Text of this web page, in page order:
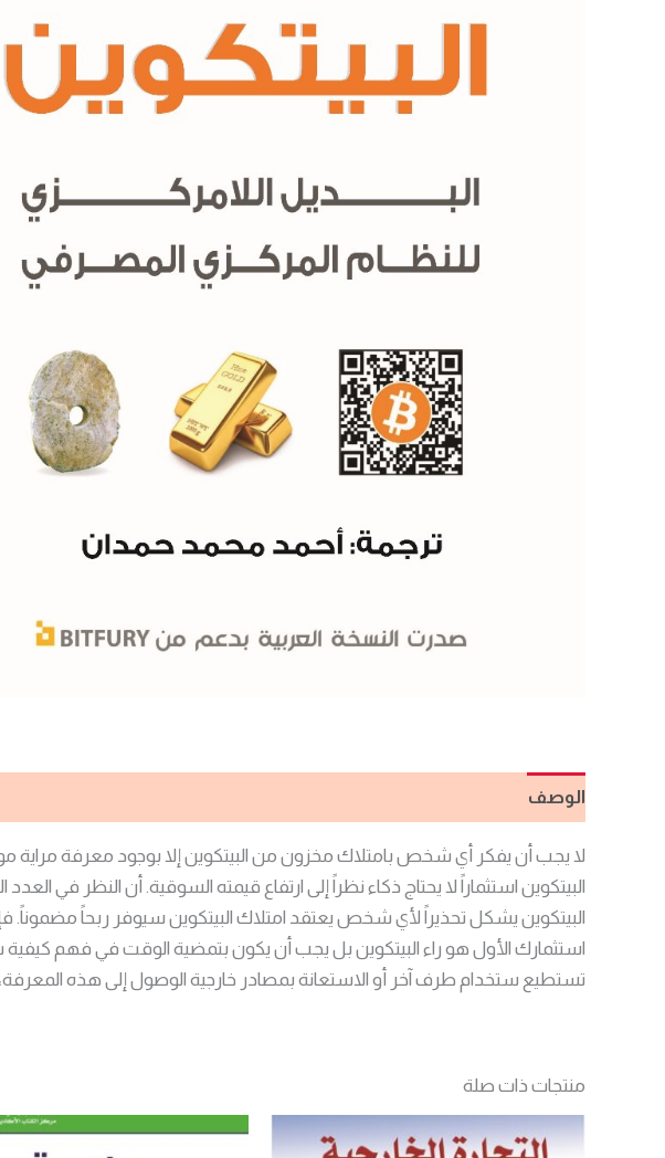
الوصف
لا يجب أن يفكر أي شخص بامتلاك مخزون من البيتكوين إلا بوجود معرفة
البيتكوين استثماراً لا يحتاج ذكاء نظراً إلى ارتفاع قيمته السوقية. أن النظر في
البيتكوين يشكل تحذيراً لأي شخص يعتقد امتلاك البيتكوين سيوفر ربحاً مضموناً.
استثمارك الأول هو راء البيتكوين بل يجب أن يكون بتمضية الوقت في فهم
تستطيع ستخدام طرف آخر أو الاستعانة بمصادر خارجية الوصول إلى هذه
منتجات ذات صلة